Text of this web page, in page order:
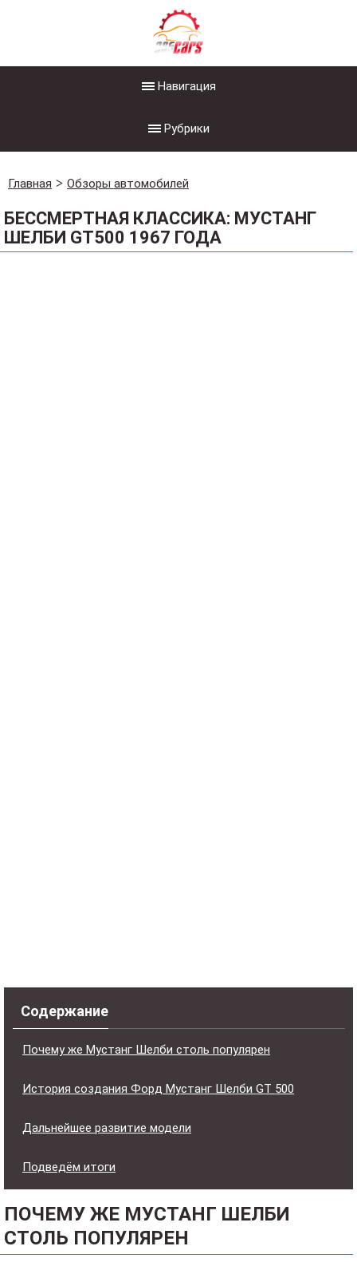
Навигация
Рубрики
Главная Обзоры автомобилей
БЕССМЕРТНАЯ КЛАССИКА: МУСТАНГ
ШЕЛБИ GT500 1967 ГОДА
Содержание
Почему же Мустанг Шелби столь популярен
История создания Форд Мустанг Шелби GT 500
Дальнейшее развитие модели
Подведём итоги
ПОЧЕМУ ЖЕ МУСТАНГ ШЕЛБИ
СТОЛЬ ПОПУЛЯРЕН